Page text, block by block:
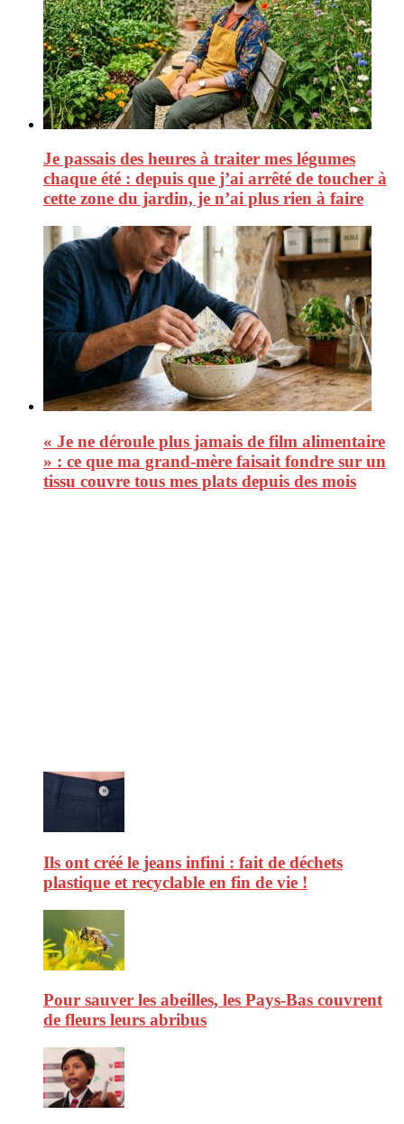
Je passais des heures à traiter mes légumes
chaque été : depuis que j’ai arrêté de toucher à
cette zone du jardin, je n’ai plus rien à faire
« Je ne déroule plus jamais de film alimentaire
» : ce que ma grand-mère faisait fondre sur un
tissu couvre tous mes plats depuis des mois
Ils ont créé le jeans infini : fait de déchets
plastique et recyclable en fin de vie !
Pour sauver les abeilles, les Pays-Bas couvrent
de fleurs leurs abribus